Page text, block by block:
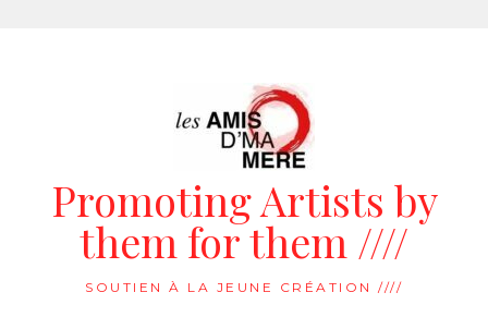
Promoting Artists by
them for them ////
SOUTIEN À LA JEUNE CRÉATION ////